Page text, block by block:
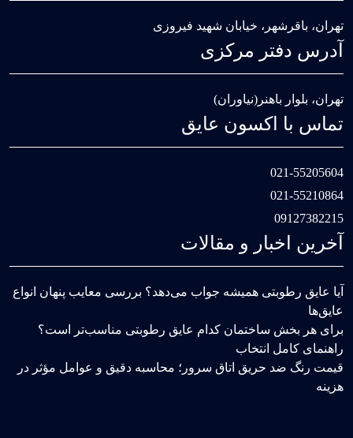
تهران، باقرشهر، خیابان شهید فیروزی
آدرس دفتر مرکزی
تهران، بلوار باهنر(نیاوران)
تماس با اکسون عایق
021-55205604
021-55210864
09127382215
آخرین اخبار و مقالات
آیا عایق رطوبتی همیشه جواب می‌دهد؟ بررسی معایب پنهان انواع
عایق‌ها
برای هر بخش ساختمان کدام عایق رطوبتی مناسب‌تر است؟
راهنمای کامل انتخاب
قیمت رنگ ضد حریق اتاق سرور؛ محاسبه دقیق و عوامل مؤثر در
هزینه